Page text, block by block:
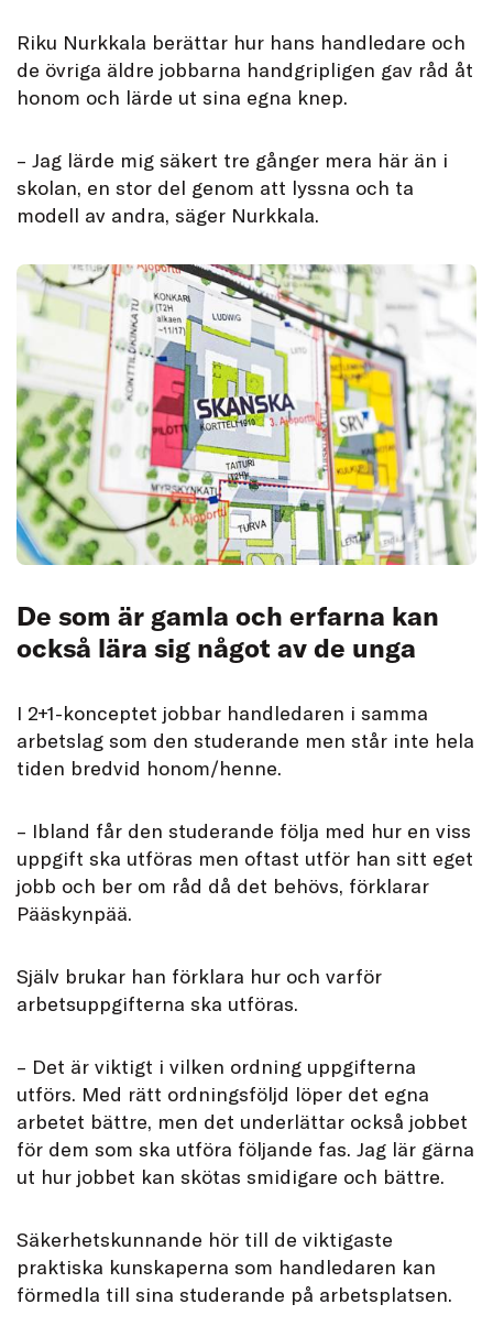
Riku Nurkkala berättar hur hans handledare och
de övriga äldre jobbarna handgripligen gav råd åt
honom och lärde ut sina egna knep.
– Jag lärde mig säkert tre gånger mera här än i
skolan, en stor del genom att lyssna och ta
modell av andra, säger Nurkkala.
De som är gamla och erfarna kan
också lära sig något av de unga
I 2+1-konceptet jobbar handledaren i samma
arbetslag som den studerande men står inte hela
tiden bredvid honom/henne.
– Ibland får den studerande följa med hur en viss
uppgift ska utföras men oftast utför han sitt eget
jobb och ber om råd då det behövs, förklarar
Pääskynpää.
Själv brukar han förklara hur och varför
arbetsuppgifterna ska utföras.
– Det är viktigt i vilken ordning uppgifterna
utförs. Med rätt ordningsföljd löper det egna
arbetet bättre, men det underlättar också jobbet
för dem som ska utföra följande fas. Jag lär gärna
ut hur jobbet kan skötas smidigare och bättre.
Säkerhetskunnande hör till de viktigaste
praktiska kunskaperna som handledaren kan
förmedla till sina studerande på arbetsplatsen.